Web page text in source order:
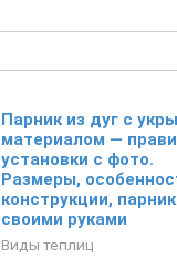
Парник из дуг с
материалом —
установки с фото.
Размеры,
конструкции, парник
своими руками
Виды теплиц